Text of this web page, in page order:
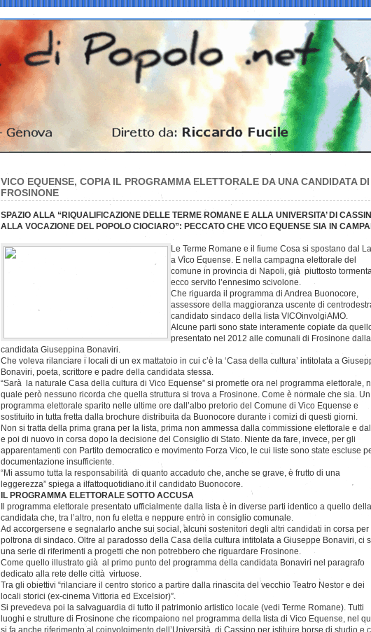
VICO EQUENSE, COPIA IL PROGRAMMA ELETTORALE DA UNA CANDIDATA DI
FROSINONE
SPAZIO ALLA “RIQUALIFICAZIONE DELLE TERME ROMANE E ALLA UNIVERSITA’ DI
ALLA VOCAZIONE DEL POPOLO CIOCIARO”: PECCATO CHE VICO EQUENSE SIA IN
Le Terme Romane e il fiume Cosa si spostano dal
a Vico Equense. E nella campagna elettorale del
comune in provincia di Napoli, già piuttosto
ecco servito l’ennesimo scivolone.
Che riguarda il programma di Andrea Buonocore,
assessore della maggioranza uscente di
candidato sindaco della lista VICOinvolgiAMO.
Alcune parti sono state interamente copiate da
presentato nel 2012 alle comunali di Frosinone dalla
candidata Giuseppina Bonaviri.
Che voleva rilanciare i locali di un ex mattatoio in cui c’è la ‘Casa della cultura’ intitolata a
Bonaviri, poeta, scrittore e padre della candidata stessa.
“Sarà la naturale Casa della cultura di Vico Equense” si promette ora nel programma elettorale,
quale però nessuno ricorda che quella struttura si trova a Frosinone. Come è normale che sia. Un
programma elettorale sparito nelle ultime ore dall’albo pretorio del Comune di Vico Equense e
sostituito in tutta fretta dalla brochure distribuita da Buonocore durante i comizi di questi giorni.
Non si tratta della prima grana per la lista, prima non ammessa dalla commissione elettorale e
e poi di nuovo in corsa dopo la decisione del Consiglio di Stato. Niente da fare, invece, per gli
apparentamenti con Partito democratico e movimento Forza Vico, le cui liste sono state escluse
documentazione insufficiente.
“Mi assumo tutta la responsabilità di quanto accaduto che, anche se grave, è frutto di una
leggerezza” spiega a ilfattoquotidiano.it il candidato Buonocore.
IL PROGRAMMA ELETTORALE SOTTO ACCUSA
Il programma elettorale presentato ufficialmente dalla lista è in diverse parti identico a quello della
candidata che, tra l’altro, non fu eletta e neppure entrò in consiglio comunale.
Ad accorgersene e segnalarlo anche sui social, alcuni sostenitori degli altri candidati in corsa per
poltrona di sindaco. Oltre al paradosso della Casa della cultura intitolata a Giuseppe Bonaviri, ci
una serie di riferimenti a progetti che non potrebbero che riguardare Frosinone.
Come quello illustrato già al primo punto del programma della candidata Bonaviri nel paragrafo
dedicato alla rete delle città virtuose.
Tra gli obiettivi “rilanciare il centro storico a partire dalla rinascita del vecchio Teatro Nestor e dei
locali storici (ex-cinema Vittoria ed Excelsior)”.
Si prevedeva poi la salvaguardia di tutto il patrimonio artistico locale (vedi Terme Romane). Tutti
luoghi e strutture di Frosinone che ricompaiono nel programma della lista di Vico Equense, nel
si fa anche riferimento al coinvolgimento dell’Università di Cassino per istituire borse di studio e